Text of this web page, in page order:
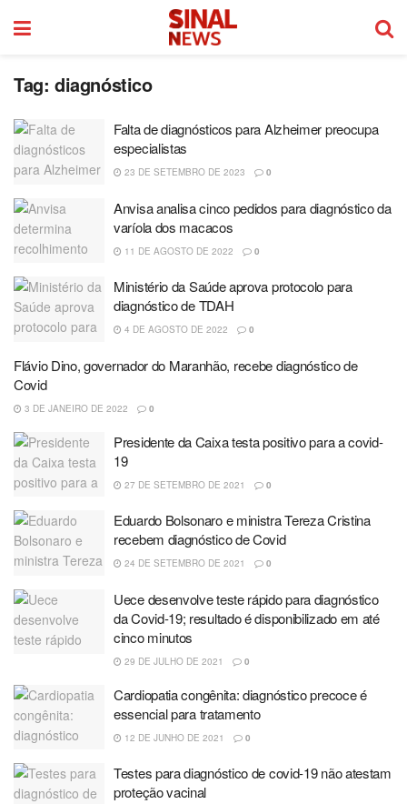
Tag: diagnóstico
Falta de diagnósticos para Alzheimer preocupa
especialistas
23 DE SETEMBRO DE 2023 0
Anvisa analisa cinco pedidos para diagnóstico da
varíola dos macacos
11 DE AGOSTO DE 2022 0
Ministério da Saúde aprova protocolo para
diagnóstico de TDAH
4 DE AGOSTO DE 2022 0
Flávio Dino, governador do Maranhão, recebe diagnóstico de
Covid
3 DE JANEIRO DE 2022 0
Presidente da Caixa testa positivo para a covid-
19
27 DE SETEMBRO DE 2021 0
Eduardo Bolsonaro e ministra Tereza Cristina
recebem diagnóstico de Covid
24 DE SETEMBRO DE 2021 0
Uece desenvolve teste rápido para diagnóstico
da Covid-19; resultado é disponibilizado em até
cinco minutos
29 DE JULHO DE 2021 0
Cardiopatia congênita: diagnóstico precoce é
essencial para tratamento
12 DE JUNHO DE 2021 0
Testes para diagnóstico de covid-19 não atestam
proteção vacinal